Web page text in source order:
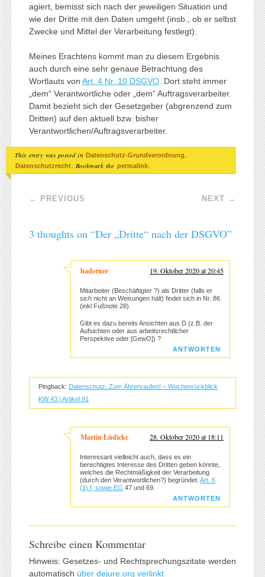
agiert, bemisst sich nach der jeweiligen Situation und
wie der Dritte mit den Daten umgeht (insb., ob er selbst
Zwecke und Mittel der Verarbeitung festlegt).
Meines Erachtens kommt man zu diesem Ergebnis
auch durch eine sehr genaue Betrachtung des
Wortlauts von Art. 4 Nr. 10 DSGVO. Dort steht immer
„dem“ Verantwortliche oder „dem“ Auftragsverarbeiter.
Damit bezieht sich der Gesetzgeber (abgrenzend zum
Dritten) auf den aktuell bzw. bisher
Verantwortlichen/Auftragsverarbeiter.
This entry was posted in Datenschutz-Grundverordnung
Datenschutzrecht . Bookmark the permalink
Post navigation
← PREVIOUS NEXT →
3 thoughts on “Der „Dritte“ nach der DSGVO”
haderner 19. Oktober 2020 at 20:45
Mitarbeiter (Beschäftigter ?) als Dritter (falls er
sich nicht an Weisungen hält) findet sich in Nr. 86
(inkl Fußnote 28).
Gibt es dazu bereits Ansichten aus D (z.B. der
Aufsichten oder aus arbeitsrechtlicher
Perspektive oder [GewO]) ?
ANTWORTEN
Pingback: Datenschutz: Zum Ährenraufen! – Wochenrückblick
KW 43 | Artikel 91
Martin Lüdicke 28. Oktober 2020 at 18:11
Interessant vielleicht auch, dass es ein
berechtigtes Interesse des Dritten geben könnte,
welches die Rechtmäßigkeit der Verarbeitung
(durch den Verantwortlichen?) begründet. Art. 6
(1) f, sowie EG 47 und 69.
ANTWORTEN
Schreibe einen Kommentar
Hinweis: Gesetzes- und Rechtsprechungszitate werden
automatisch über dejure.org verlinkt